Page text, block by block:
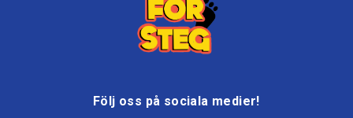
Följ oss på sociala medier!